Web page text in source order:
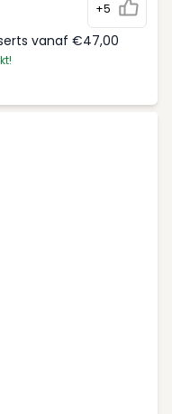
+5
vanaf €47,00